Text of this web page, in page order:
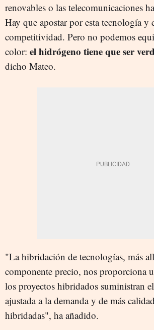
renovables o las telecomunicaciones
Hay que apostar por esta tecnología y
competitividad. Pero no podemos
color: el hidrógeno tiene que ser
dicho Mateo.
"La hibridación de tecnologías, más
componente precio, nos proporciona
los proyectos hibridados suministran
ajustada a la demanda y de más
hibridadas", ha añadido.